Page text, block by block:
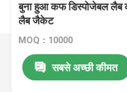
बुना हुआ कफ डिस्पोजेबल लैब
लैब जैकेट
MOQ：10000
सबसे अच्छी कीमत